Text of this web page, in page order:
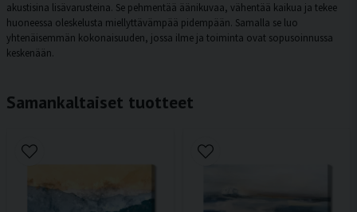
akustisina lisävarusteina. Se pehmentää äänikuvaa, vähentää kaikua ja tekee
huoneessa oleskelusta miellyttävämpää pidempään. Samalla se luo
yhtenäisemmän kokonaisuuden, jossa ilme ja toiminta ovat sopusoinnussa
keskenään.
Samankaltaiset tuotteet